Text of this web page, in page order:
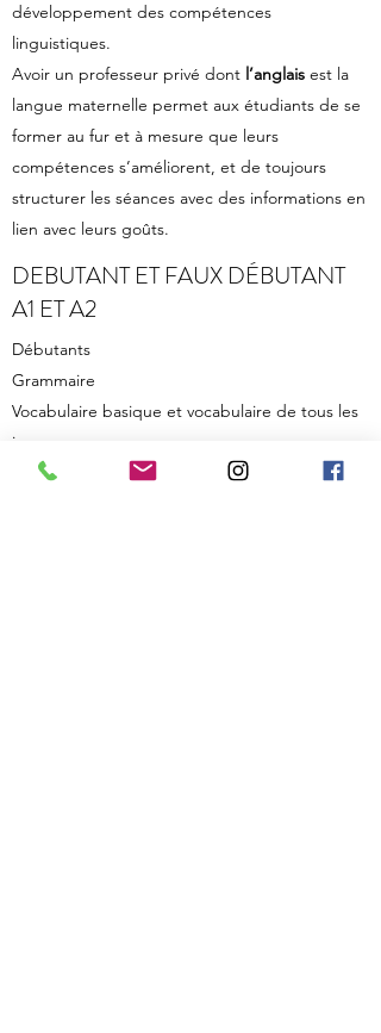
développement des compétences
linguistiques.
Avoir un professeur privé dont l’anglais est la
langue maternelle permet aux étudiants de se
former au fur et à mesure que leurs
compétences s’améliorent, et de toujours
structurer les séances avec des informations en
lien avec leurs goûts.
DEBUTANT ET FAUX DÉBUTANT
A1 ET A2
Débutants
Grammaire
Vocabulaire basique et vocabulaire de tous les
jours